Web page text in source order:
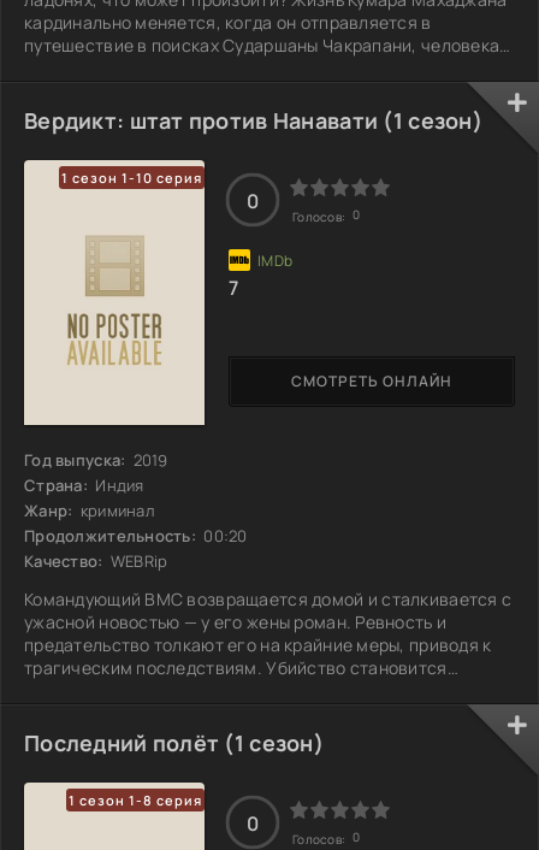
кардинально меняется, когда он отправляется в
путешествие в поисках Сударшаны Чакрапани, человека,
осознает, что его текущая жизнь — это лишь повторение
опыта Чакрапани. После этой встречи ему предстоит
решить, сможет ли он изменить свое настоящее или даже
повлиять на будущее. Способен ли он осознать, что его
выборы могут привести к
Вердикт: штат против Нанавати (1 сезон)
1 сезон 1-10 серия
Год выпуска: 2019
Страна: Индия
Жанр: криминал
Продолжительность: 00:20
Качество: WEBRip
Командующий ВМС возвращается домой и сталкивается с
ужасной новостью — у его жены роман. Ревность и
предательство толкают его на крайние меры, приводя к
трагическим последствиям. Убийство становится
поддерживают его, другие требуют справедливости для
жертвы. В атмосфере напряжения и общественного
волнения разгораются страсти, а правосудие
оказывается под угрозой. Какова цена любви и чести в
СМОТРЕТЬ ОНЛАЙН
0
Голосов: 0
7
Последний полёт (1 сезон)
1 сезон 1-8 серия
0
Голосов: 0